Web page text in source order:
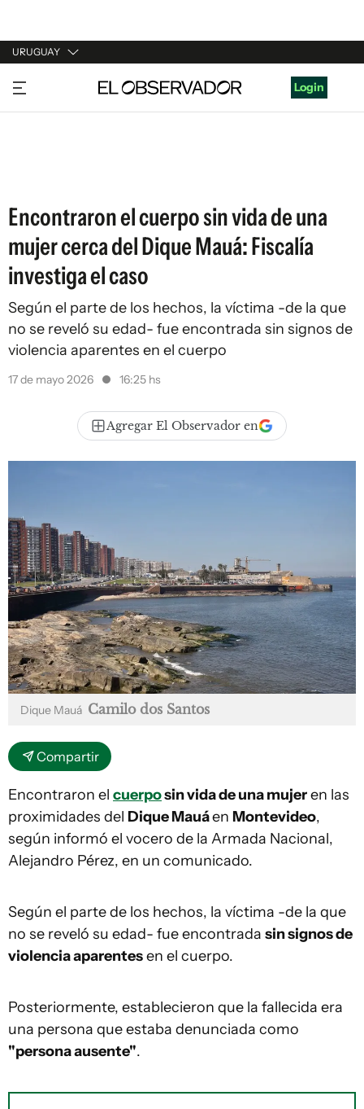
URUGUAY
URUGUAY
ARGENTINA
Login
Encontraron el cuerpo sin vida de una
mujer cerca del Dique Mauá: Fiscalía
investiga el caso
Según el parte de los hechos, la víctima -de la que
no se reveló su edad- fue encontrada sin signos de
violencia aparentes en el cuerpo
17 de mayo 2026 16:25 hs
Agregar El Observador en
Dique Mauá Camilo dos Santos
Compartir
Encontraron el cuerposin vida de una mujeren las
proximidades del Dique Mauáen Montevideo,
según informó el vocero de la Armada Nacional,
Alejandro Pérez, en un comunicado.
Según el parte de los hechos, la víctima -de la que
no se reveló su edad- fue encontrada sin signos de
violencia aparentesen el cuerpo.
Posteriormente, establecieron que la fallecida era
una persona que estaba denunciada como
"persona ausente".